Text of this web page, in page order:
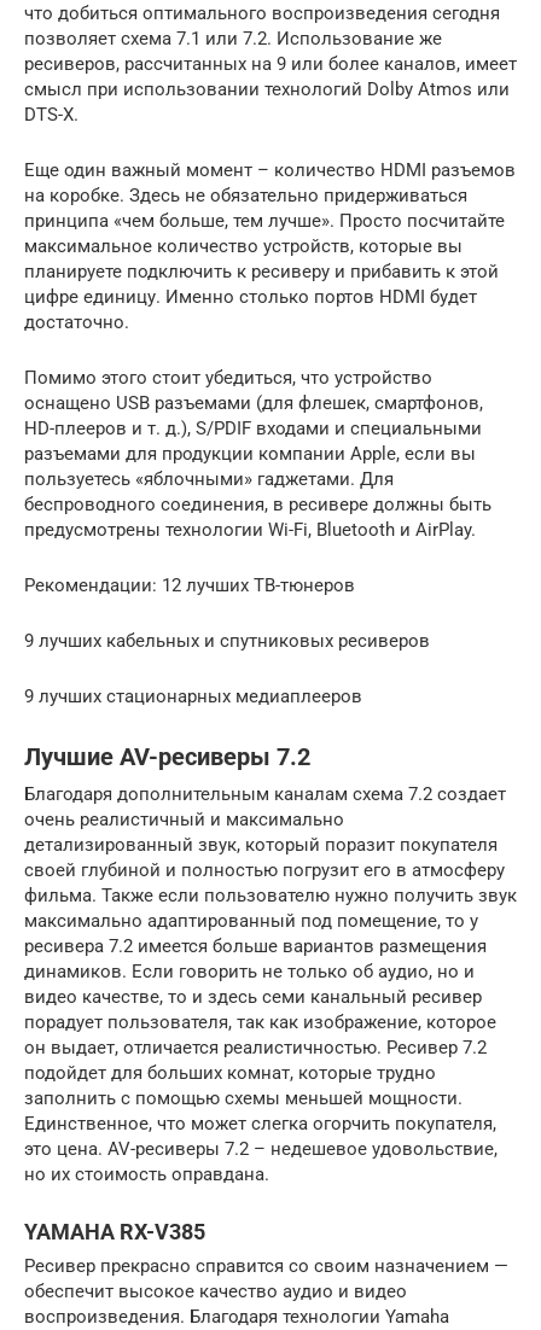
что добиться оптимального воспроизведения сегодня
позволяет схема 7.1 или 7.2. Использование же
ресиверов, рассчитанных на 9 или более каналов, имеет
смысл при использовании технологий Dolby Atmos или
DTS-X.
Еще один важный момент – количество HDMI разъемов
на коробке. Здесь не обязательно придерживаться
принципа «чем больше, тем лучше». Просто посчитайте
максимальное количество устройств, которые вы
планируете подключить к ресиверу и прибавить к этой
цифре единицу. Именно столько портов HDMI будет
достаточно.
Помимо этого стоит убедиться, что устройство
оснащено USB разъемами (для флешек, смартфонов,
HD-плееров и т. д.), S/PDIF входами и специальными
разъемами для продукции компании Apple, если вы
пользуетесь «яблочными» гаджетами. Для
беспроводного соединения, в ресивере должны быть
предусмотрены технологии Wi-Fi, Bluetooth и AirPlay.
Рекомендации: 12 лучших ТВ-тюнеров
9 лучших кабельных и спутниковых ресиверов
9 лучших стационарных медиаплееров
Лучшие AV-ресиверы 7.2
Благодаря дополнительным каналам схема 7.2 создает
очень реалистичный и максимально
детализированный звук, который поразит покупателя
своей глубиной и полностью погрузит его в атмосферу
фильма. Также если пользователю нужно получить звук
максимально адаптированный под помещение, то у
ресивера 7.2 имеется больше вариантов размещения
динамиков. Если говорить не только об аудио, но и
видео качестве, то и здесь семи канальный ресивер
порадует пользователя, так как изображение, которое
он выдает, отличается реалистичностью. Ресивер 7.2
подойдет для больших комнат, которые трудно
заполнить с помощью схемы меньшей мощности.
Единственное, что может слегка огорчить покупателя,
это цена. AV-ресиверы 7.2 – недешевое удовольствие,
но их стоимость оправдана.
YAMAHA RX-V385
Ресивер прекрасно справится со своим назначением —
обеспечит высокое качество аудио и видео
воспроизведения. Благодаря технологии Yamaha